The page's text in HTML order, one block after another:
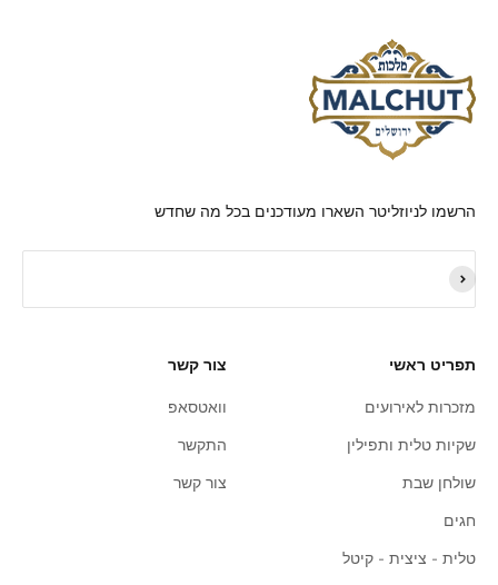
הרשמו לניוזליטר השארו מעודכנים בכל מה שחדש
תפריט ראשי
מזכרות לאירועים
שקיות טלית ותפילין
שולחן שבת
חגים
טלית - ציצית - קיטל
צור קשר
וואטסאפ
התקשר
צור קשר